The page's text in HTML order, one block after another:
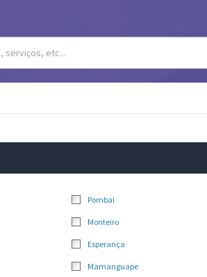
Pombal
Monteiro
Esperança
Mamanguape